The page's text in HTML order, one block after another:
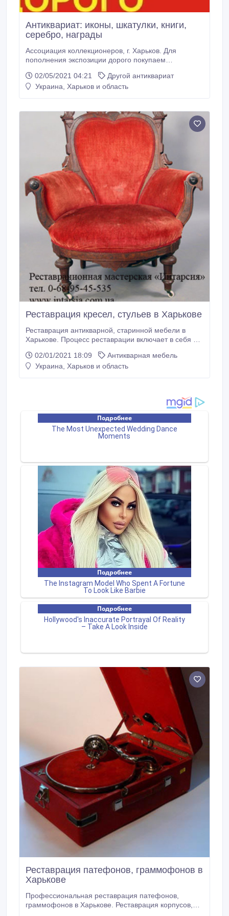
Антиквариат: иконы, шкатулки, книги,
серебро, награды
Ассоциация коллекционеров, г. Харьков. Для
пополнения экспозиции дорого покупаем
- награды, - самовары, - фарфор, - иконы, -
фотографии, - столовое серебро, - значки, -
02/05/2021 04:21
Другой антиквариат
Украина, Харьков и область
Реставрация кресел, стульев в Харькове
Реставрация антикварной, старинной мебели в
Харькове. Процесс реставрации включает в себя не
максимальное продление срока службы изделия.
Выявление и предотвращение скрытых дефектов:
02/01/2021 18:09
Антикварная мебель
Украина, Харьков и область
Реставрация патефонов, граммофонов в
Харькове
Профессиональная реставрация патефонов,
граммофонов в Харькове. Реставрация корпусов,